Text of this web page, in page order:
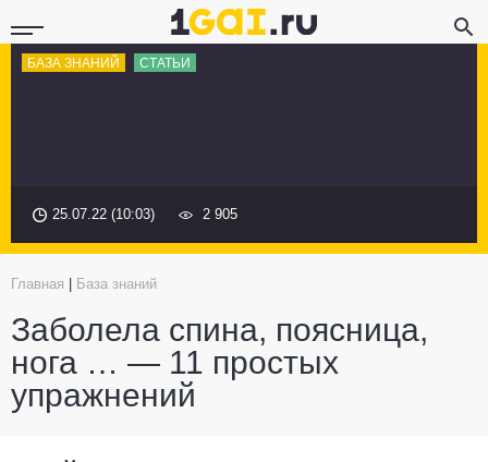
БАЗА ЗНАНИЙ СТАТЬИ
25.07.22 (10:03) 2 905
Главная База знаний
Заболела спина, поясница,
нога … — 11 простых
упражнений